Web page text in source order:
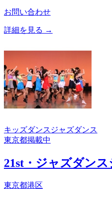
お問い合わせ
詳細を見る →
キッズダンス ジャズダンス
東京都掲載中
21st・ジャズダン
東京都港区